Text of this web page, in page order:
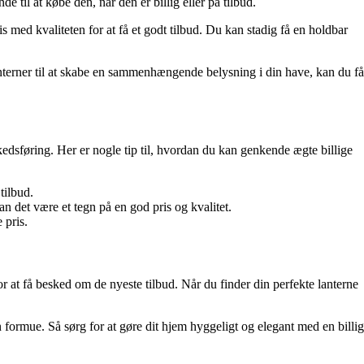
med kvaliteten for at få et godt tilbud. Du kan stadig få en holdbar
til at skabe en sammenhængende belysning i din have, kan du få
Her er nogle tip til, hvordan du kan genkende ægte billige
det være et tegn på en god pris og kvalitet.
pris.
få besked om de nyeste tilbud. Når du finder din perfekte lanterne
Så sørg for at gøre dit hjem hyggeligt og elegant med en billig